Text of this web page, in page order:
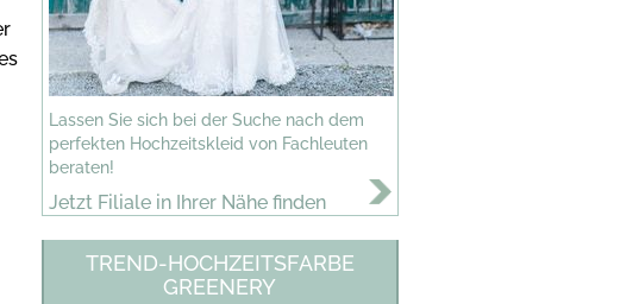
Lassen Sie sich bei der Suche nach dem
perfekten Hochzeitskleid von Fachleuten
beraten!
Jetzt Filiale in Ihrer Nähe finden
TREND-HOCHZEITSFARBE
GREENERY